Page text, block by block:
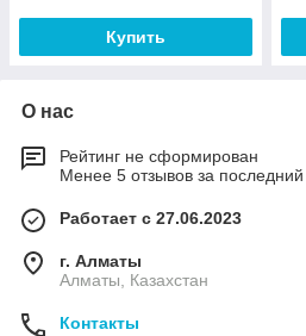
Купить
О нас
Рейтинг не сформирован
Менее 5 отзывов за последний
Работает с 27.06.2023
г. Алматы
Алматы, Казахстан
Контакты